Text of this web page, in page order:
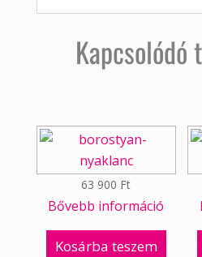
Kapcsolódó
63 900 Ft
Bővebb információ
Kosárba teszem